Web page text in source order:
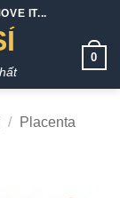
IT...
0
/ Placenta